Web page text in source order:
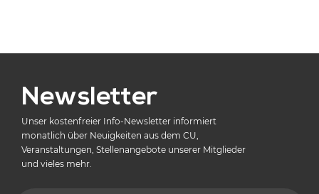
Newsletter
Unser kostenfreier Info-Newsletter informiert
monatlich über Neuigkeiten aus dem CU,
Veranstaltungen, Stellenangebote unserer Mitglieder
und vieles mehr.